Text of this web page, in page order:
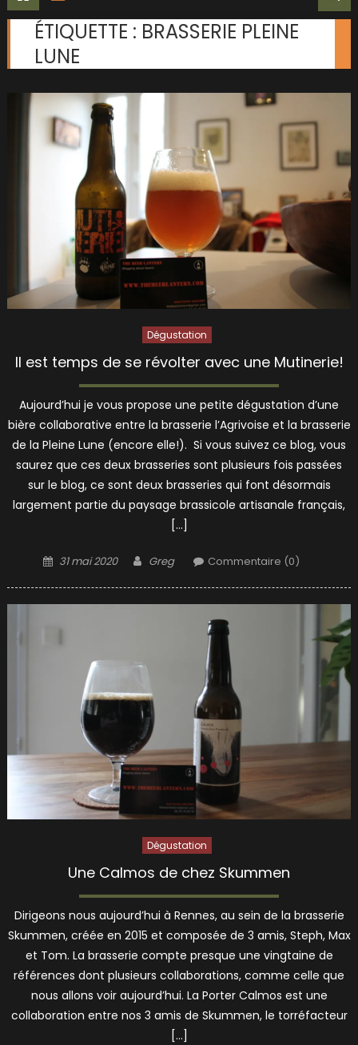
ÉTIQUETTE : BRASSERIE PLEINE
LUNE
Dégustation
Il est temps de se révolter avec une Mutinerie!
Aujourd’hui je vous propose une petite dégustation d’une
bière collaborative entre la brasserie l’Agrivoise et la brasserie
de la Pleine Lune (encore elle!). Si vous suivez ce blog, vous
saurez que ces deux brasseries sont plusieurs fois passées
sur le blog, ce sont deux brasseries qui font désormais
largement partie du paysage brassicole artisanale français,
[…]
Posted
31 mai 2020 Author
Greg Commentaire (0)
Dégustation
Une Calmos de chez Skummen
Dirigeons nous aujourd’hui à Rennes, au sein de la brasserie
Skummen, créée en 2015 et composée de 3 amis, Steph, Max
et Tom. La brasserie compte presque une vingtaine de
références dont plusieurs collaborations, comme celle que
nous allons voir aujourd’hui. La Porter Calmos est une
collaboration entre nos 3 amis de Skummen, le torréfacteur
[…]